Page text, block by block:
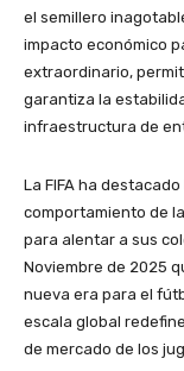
el semillero
impacto económico
extraordinario,
garantiza la
infraestructura de
La FIFA ha
comportamiento de
para alentar a sus
Noviembre de 2025
nueva era para el
escala global
de mercado de los